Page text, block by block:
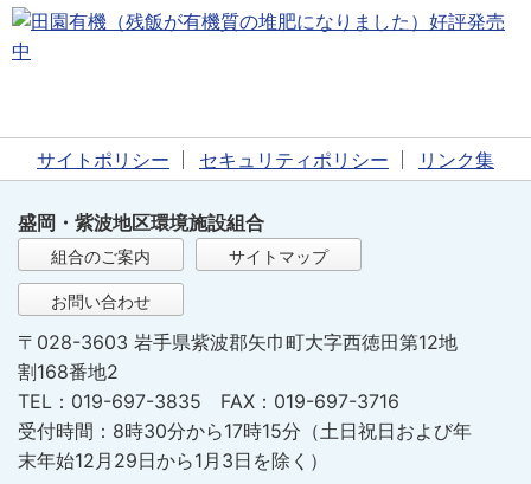
サイトポリシー セキュリティポリシー リンク集
盛岡・紫波地区環境施設組合
組合のご案内 サイトマップ
お問い合わせ
〒028-3603 岩手県紫波郡矢巾町大字西徳田第12地
割168番地2
TEL：019-697-3835 FAX：019-697-3716
受付時間：8時30分から17時15分（土日祝日および年
末年始12月29日から1月3日を除く）